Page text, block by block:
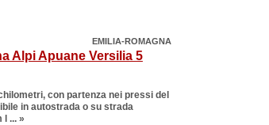
EMILIA-ROMAGNA
Alpi Apuane Versilia 5
con partenza nei pressi del
in autostrada o su strada
l ... »